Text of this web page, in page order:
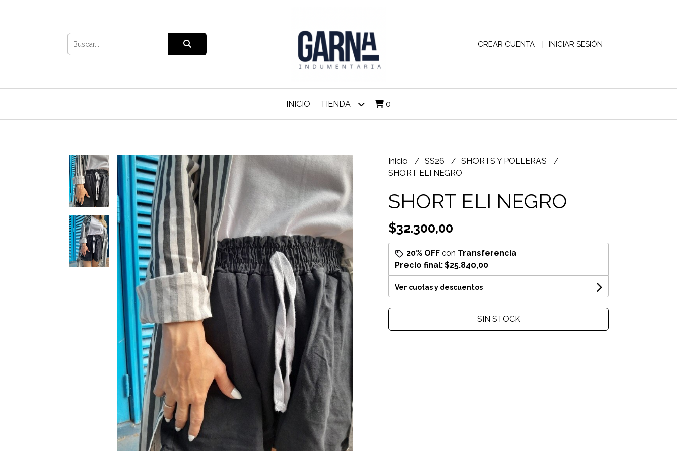
CREAR CUENTA INICIAR SESIÓN
INICIO TIENDA 0
Inicio SS26
SHORTS Y POLLERAS
SHORT ELI NEGRO
SHORT ELI NEGRO
$32.300,00
20% OFFcon Transferencia
Precio final: $25.840,00
Ver cuotas y descuentos
SIN STOCK